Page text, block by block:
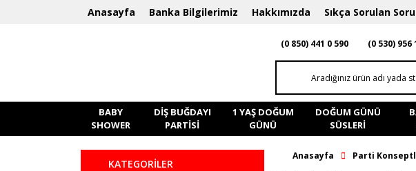
Anasayfa Banka Bilgilerimiz Hakkımızda Sıkça Sorulan
(0 850) 441 0 590 (0 530) 956
BABY
SHOWER
DIŞ BUĞDAYI
PARTISI
1 YAŞ DOĞUM
GÜNÜ
DOĞUM GÜNÜ
SÜSLERI
KATEGORİLER
Anasayfa Parti